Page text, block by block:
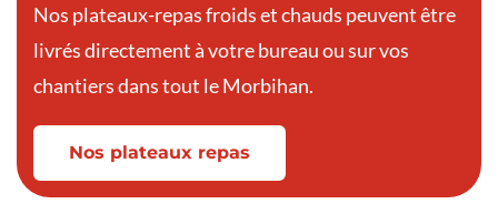
Nos plateaux-repas froids et chauds peuvent être
livrés directement à votre bureau ou sur vos
chantiers dans tout le Morbihan.
Nos plateaux repas